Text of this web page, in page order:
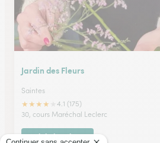
Jardin des Fleurs
Saintes
★★★★
4.1 (175)
30, cours Maréchal Leclerc
Voir la boutique